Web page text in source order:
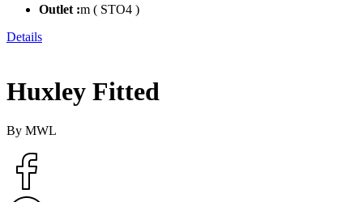
Outlet :m ( STO4 )
Details
Huxley Fitted
By MWL